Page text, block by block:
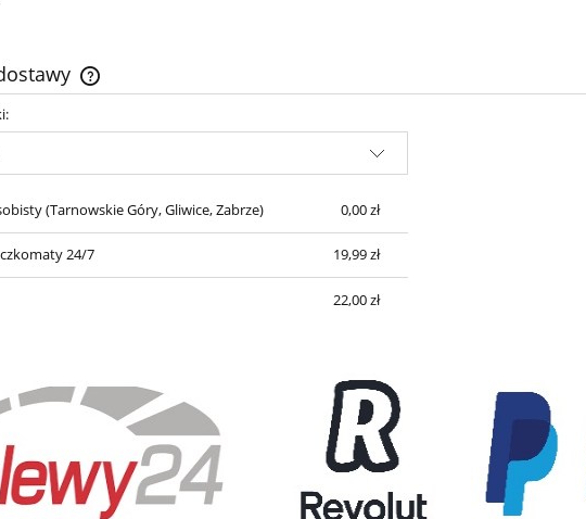
Cena nie zawiera ewentualnych kosztów
(Tarnowskie Góry, Gliwice, Zabrze) 0,00 zł
24/7 19,99 zł
22,00 zł